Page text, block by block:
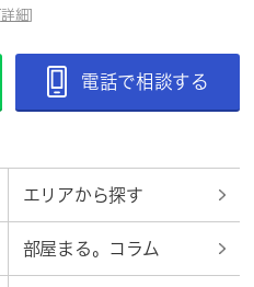
詳細
電話で相談する
エリアから探す
部屋まる。コラム